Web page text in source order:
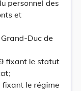
personnel des
et
Duc de
fixant le statut
fixant le régime